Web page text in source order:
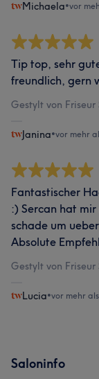
Michaela•vor
Tip top, sehr
freundlich, gern
Gestylt von Friseur
Janina•vor mehr
Fantastischer
:) Sercan hat
schade um
Absolute
Gestylt von Friseur
Lucia•vor mehr
Saloninfo